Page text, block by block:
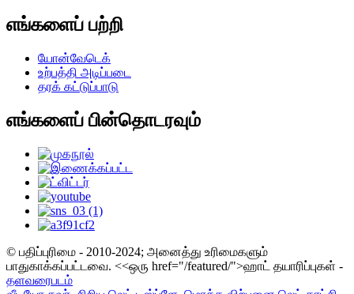
எங்களைப் பற்றி
யோன்வேடெக்
உற்பத்தி அடிப்படை
தரக் கட்டுப்பாடு
எங்களைப் பின்தொடரவும்
© பதிப்புரிமை - 2010-2024; அனைத்து உரிமைகளும்
பாதுகாக்கப்பட்டவை. <<ஒரு href="/featured/">ஹாட் தயாரிப்புகள் -
தளவரைபடம்